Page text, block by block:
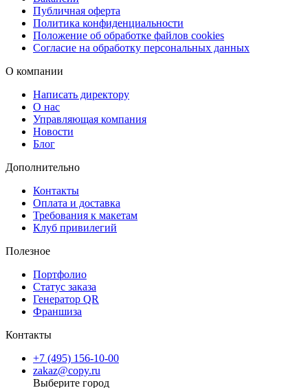
Публичная оферта
Политика конфиденциальности
Положение об обработке файлов cookies
Согласие на обработку персональных данных
О компании
Написать директору
О нас
Управляющая компания
Новости
Блог
Дополнительно
Контакты
Оплата и доставка
Требования к макетам
Клуб привилегий
Полезное
Портфолио
Статус заказа
Генератор QR
Франшиза
Контакты
+7 (495) 156-10-00
zakaz@copy.ru